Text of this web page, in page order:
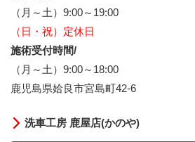
（月～土）9:00～19:00
（日・祝）定休日
施術受付時間/
（月～土）9:00～18:00
鹿児島県姶良市宮島町42-6
洗車工房 鹿屋店(かのや)